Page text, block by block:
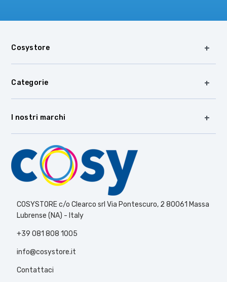
Cosystore
Categorie
I nostri marchi
COSYSTORE c/o Clearco srl Via Pontescuro, 2 80061 Massa
Lubrense (NA) - Italy
+39 081 808 1005
info@cosystore.it
Contattaci